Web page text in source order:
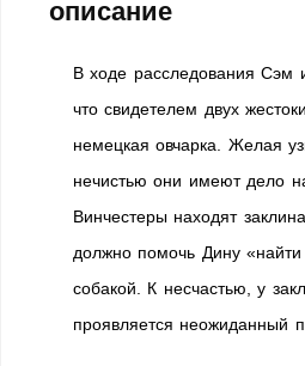
описание
В ходе расследования Сэм
что свидетелем двух
немецкая овчарка. Желая
нечистью они имеют дело
Винчестеры находят
должно помочь Дину
собакой. К несчастью, у
проявляется неожиданный